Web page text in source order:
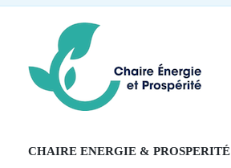
CHAIRE ENERGIE & PROSPERITÉ